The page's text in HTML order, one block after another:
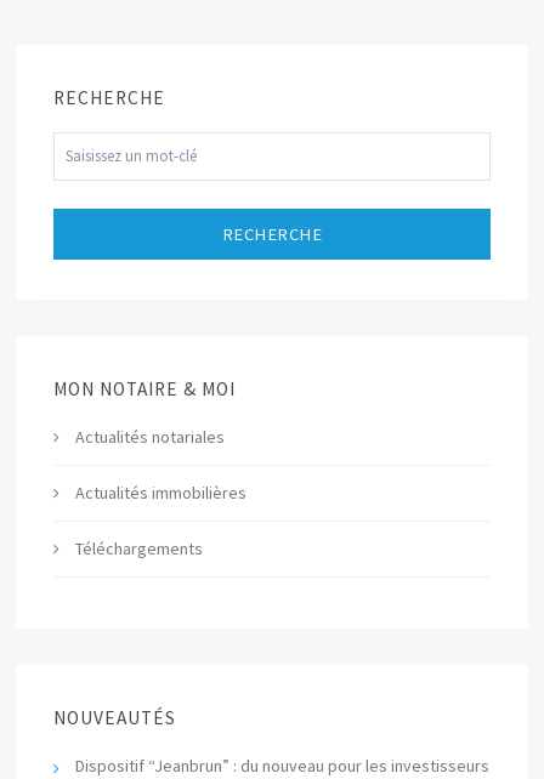
RECHERCHE
RECHERCHE
MON NOTAIRE & MOI
Actualités notariales
Actualités immobilières
Téléchargements
NOUVEAUTÉS
Dispositif “Jeanbrun” : du nouveau pour les investisseurs